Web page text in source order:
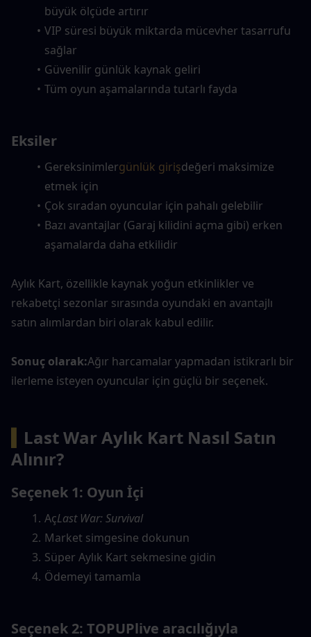
büyük ölçüde artırır
VIP süresi büyük miktarda mücevher tasarrufu
sağlar
Güvenilir günlük kaynak geliri
Tüm oyun aşamalarında tutarlı fayda
Eksiler
Gereksinimlergünlük girişdeğeri maksimize
etmek için
Çok sıradan oyuncular için pahalı gelebilir
Bazı avantajlar (Garaj kilidini açma gibi) erken
aşamalarda daha etkilidir
Aylık Kart, özellikle kaynak yoğun etkinlikler ve
rekabetçi sezonlar sırasında oyundaki en avantajlı
satın alımlardan biri olarak kabul edilir.
Sonuç olarak:Ağır harcamalar yapmadan istikrarlı bir
ilerleme isteyen oyuncular için güçlü bir seçenek.
Last War Aylık Kart Nasıl Satın
Alınır?
Seçenek 1: Oyun İçi
AçLast War: Survival
Market simgesine dokunun
Süper Aylık Kart sekmesine gidin
Ödemeyi tamamla
Seçenek 2: TOPUPlive aracılığıyla